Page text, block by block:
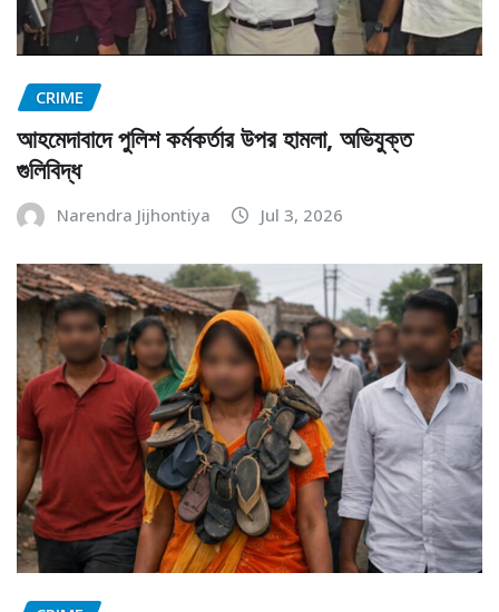
CRIME
আহমেদাবাদে পুলিশ কর্মকর্তার উপর হামলা, অভিযুক্ত
গুলিবিদ্ধ
Narendra Jijhontiya Jul 3, 2026